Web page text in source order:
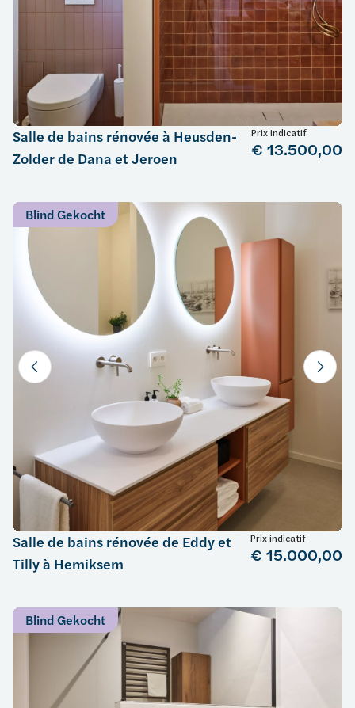
Salle de bains rénovée à Heusden-
Zolder de Dana et Jeroen
Prix indicatif
€ 13.500,00
Blind Gekocht
Salle de bains rénovée de Eddy et
Tilly à Hemiksem
Prix indicatif
€ 15.000,00
Blind Gekocht